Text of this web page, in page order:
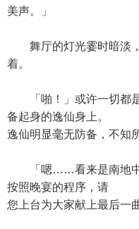
美声。」
舞厅的灯光霎时暗淡，
着。
「啪！」或许一切都是
备起身的逸仙身上。
逸仙明显毫无防备，不知
「嗯……看来是南地中
按照晚宴的程序，请
您上台为大家献上最后一